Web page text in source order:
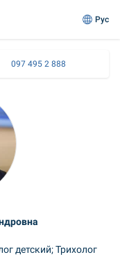
Рус
097 495 2 888
детский; Трихолог